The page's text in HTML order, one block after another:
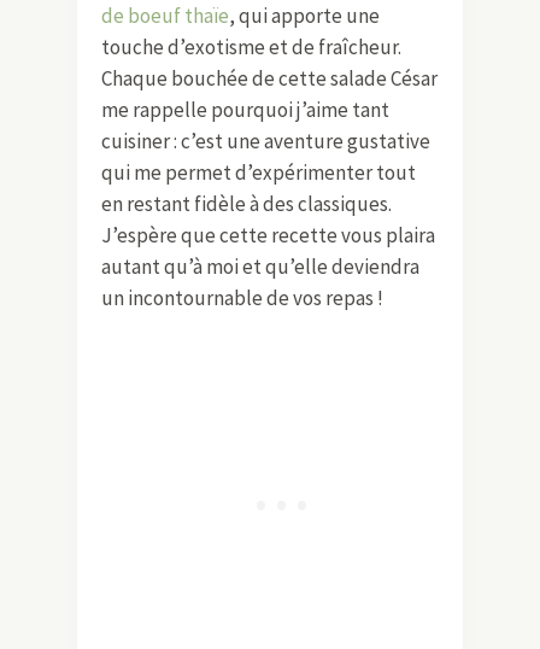
de boeuf thaïe, qui apporte une
touche d’exotisme et de fraîcheur.
Chaque bouchée de cette salade César
me rappelle pourquoi j’aime tant
cuisiner : c’est une aventure gustative
qui me permet d’expérimenter tout
en restant fidèle à des classiques.
J’espère que cette recette vous plaira
autant qu’à moi et qu’elle deviendra
un incontournable de vos repas !